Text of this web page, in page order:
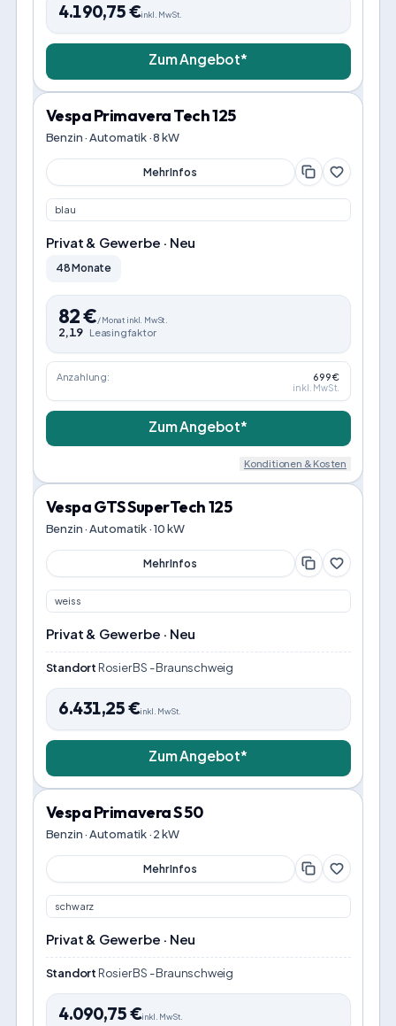
4.190,75€inkl. MwSt.
Zum Angebot*
Vespa Primavera Tech 125
Benzin · Automatik · 8 kW
Mehr Infos
blau
Privat & Gewerbe · Neu
48 Monate
82€/Monat inkl. MwSt.
2,19 Leasingfaktor
Anzahlung: 699 €
inkl. MwSt.
Zum Angebot*
Konditionen & Kosten
Vespa GTS SuperTech 125
Benzin · Automatik · 10 kW
Mehr Infos
weiss
Privat & Gewerbe · Neu
Standort Rosier BS - Braunschweig
6.431,25€inkl. MwSt.
Zum Angebot*
Vespa Primavera S 50
Benzin · Automatik · 2 kW
Mehr Infos
schwarz
Privat & Gewerbe · Neu
Standort Rosier BS - Braunschweig
4.090,75€inkl. MwSt.